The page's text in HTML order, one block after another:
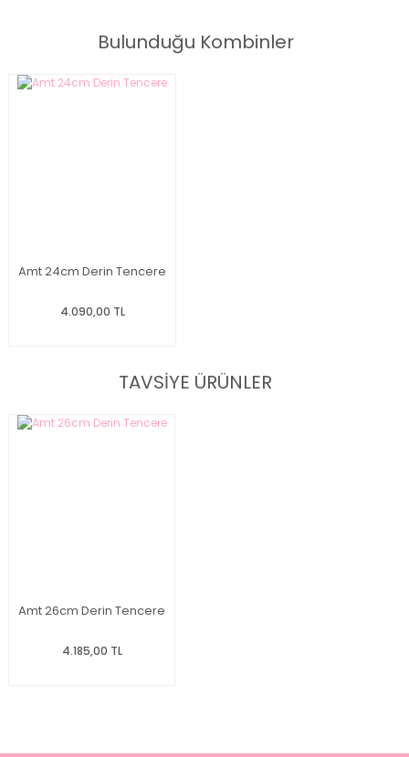
Bulunduğu Kombinler
Amt 24cm Derin Tencere
4.090,00 TL
TAVSİYE ÜRÜNLER
Amt 26cm Derin Tencere
4.185,00 TL